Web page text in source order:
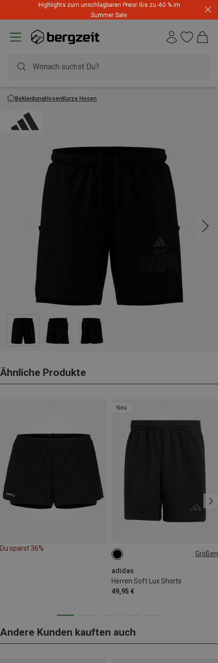
Highlights zum unschlagbaren Preis! Bis zu -60 % im
Summer Sale
BekleidungHosenKurze Hosen
Ähnliche Produkte
Du sparst 36%
Neu
Größen
adidas
Herren Soft Lux Shorts
49,95 €
S
Andere Kunden kauften auch